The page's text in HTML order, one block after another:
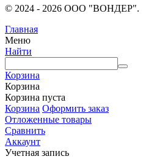
© 2024 - 2026 ООО "ВОНДЕР".
Главная
Меню
Найти
Корзина
Корзина
Корзина пуста
Корзина Оформить заказ
Отложенные товары
Сравнить
Аккаунт
Учетная запись